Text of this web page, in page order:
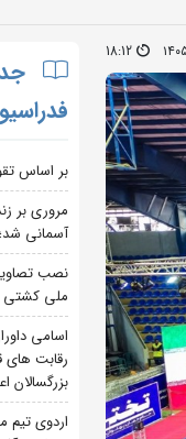
18:12
بر اساس
مروری بر
آسمانی شد؛
نصب
ملی کشتی
اسامی
رقابت
بزرگسالان